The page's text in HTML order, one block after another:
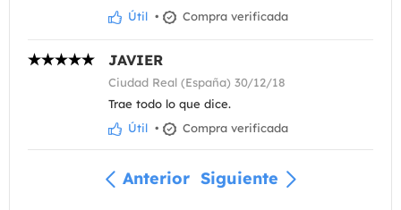
Útil • Compra verificada
JAVIER
Ciudad Real (España) 30/12/18
Trae todo lo que dice.
Útil • Compra verificada
Anterior Siguiente